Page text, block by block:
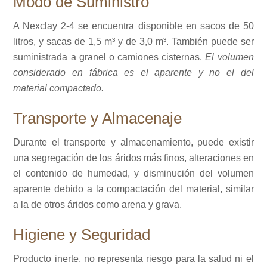
A Nexclay 2-4 se encuentra disponible en sacos de 50
litros, y sacas de 1,5 m³ y de 3,0 m³. También puede ser
suministrada a granel o camiones cisternas.El volumen
considerado en fábrica es el aparente y no el del
material compactado.
Transporte y Almacenaje
Durante el transporte y almacenamiento, puede existir
una segregación de los áridos más finos, alteraciones en
el contenido de humedad, y disminución del volumen
aparente debido a la compactación del material, similar
a la de otros áridos como arena y grava.
Higiene y Seguridad
Producto inerte, no representa riesgo para la salud ni el